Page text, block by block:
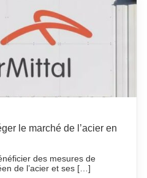
le marché de l’acier en
des mesures de
de l’acier et ses […]